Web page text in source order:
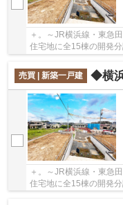
＋。～JR横浜線・東急田園
住宅地に全15棟の開発
地面積125㎡以上ありま
売買 | 新築一戸建
◆横浜
＋。～JR横浜線・東急田園
住宅地に全15棟の開発